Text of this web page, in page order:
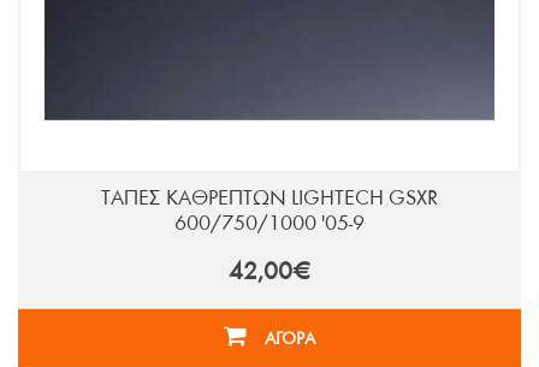
ΤΑΠΕΣ ΚΑΘΡΕΠΤΩΝ LIGHTECH GSXR
600/750/1000 '05-9
42,00€
ΑΓΟΡΑ